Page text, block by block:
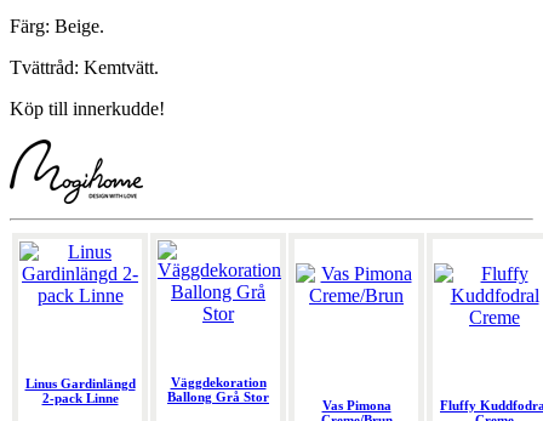
Färg: Beige.
Tvättråd: Kemtvätt.
Köp till innerkudde!
Linus Gardinlängd
2-pack Linne
Väggdekoration
Ballong Grå Stor
Vas Pimona
Fluffy